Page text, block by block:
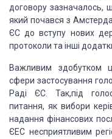
договору
який почався з
ЄС до вступу нових
протоколи та інші
Важливим здобутком
сфери застосування
Раді ЄС. Так,під
питання, як вибори
надання фінансових
ЄЕС несприятливим